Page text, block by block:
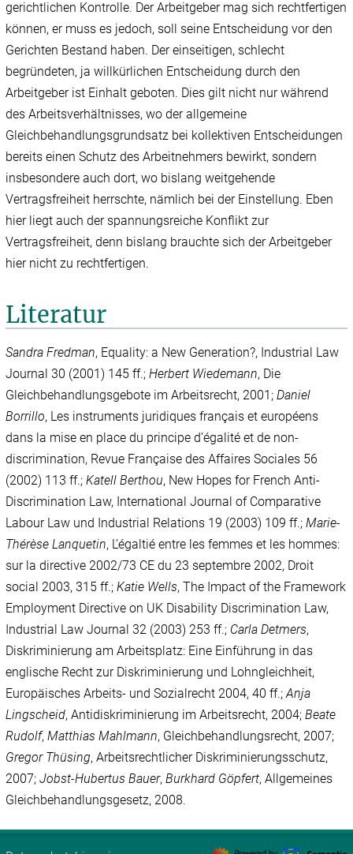
gerichtlichen Kontrolle. Der Arbeitgeber mag sich rechtfertigen
können, er muss es jedoch, soll seine Entscheidung vor den
Gerichten Bestand haben. Der einseitigen, schlecht
begründeten, ja willkürlichen Entscheidung durch den
Arbeitgeber ist Einhalt geboten. Dies gilt nicht nur während
des Arbeitsverhältnisses, wo der allgemeine
Gleichbehandlungsgrundsatz bei kollektiven Entscheidungen
bereits einen Schutz des Arbeitnehmers bewirkt, sondern
insbesondere auch dort, wo bislang weitgehende
Vertragsfreiheit herrschte, nämlich bei der Einstellung. Eben
hier liegt auch der spannungsreiche Konflikt zur
Vertragsfreiheit, denn bislang brauchte sich der Arbeitgeber
hier nicht zu rechtfertigen.
Literatur
Sandra Fredman, Equality: a New Generation?, Industrial Law
Journal 30 (2001) 145 ff.;Herbert Wiedemann, Die
Gleichbehandlungsgebote im Arbeitsrecht, 2001;Daniel
Borrillo, Les instruments juridiques français et européens
dans la mise en place du principe d’égalité et de non-
discrimination, Revue Française des Affaires Sociales 56
(2002) 113 ff.;Katell Berthou, New Hopes for French Anti-
Discrimination Law, International Journal of Comparative
Labour Law und Industrial Relations 19 (2003) 109 ff.;Marie-
Thérèse Lanquetin, L’égaltié entre les femmes et les hommes:
sur la directive 2002/73 CE du 23 septembre 2002, Droit
social 2003, 315 ff.;Katie Wells, The Impact of the Framework
Employment Directive on UK Disability Discrimination Law,
Industrial Law Journal 32 (2003) 253 ff.; Carla Detmers,
Diskriminierung am Arbeitsplatz: Eine Einführung in das
englische Recht zur Diskriminierung und Lohngleichheit,
Europäisches Arbeits- und Sozialrecht 2004, 40 ff.;Anja
Lingscheid, Antidiskriminierung im Arbeitsrecht, 2004;Beate
Rudolf,Matthias Mahlmann, Gleichbehandlungsrecht, 2007;
Gregor Thüsing, Arbeitsrechtlicher Diskriminierungsschutz,
2007;Jobst-Hubertus Bauer,Burkhard Göpfert, Allgemeines
Gleichbehandlungsgesetz, 2008.